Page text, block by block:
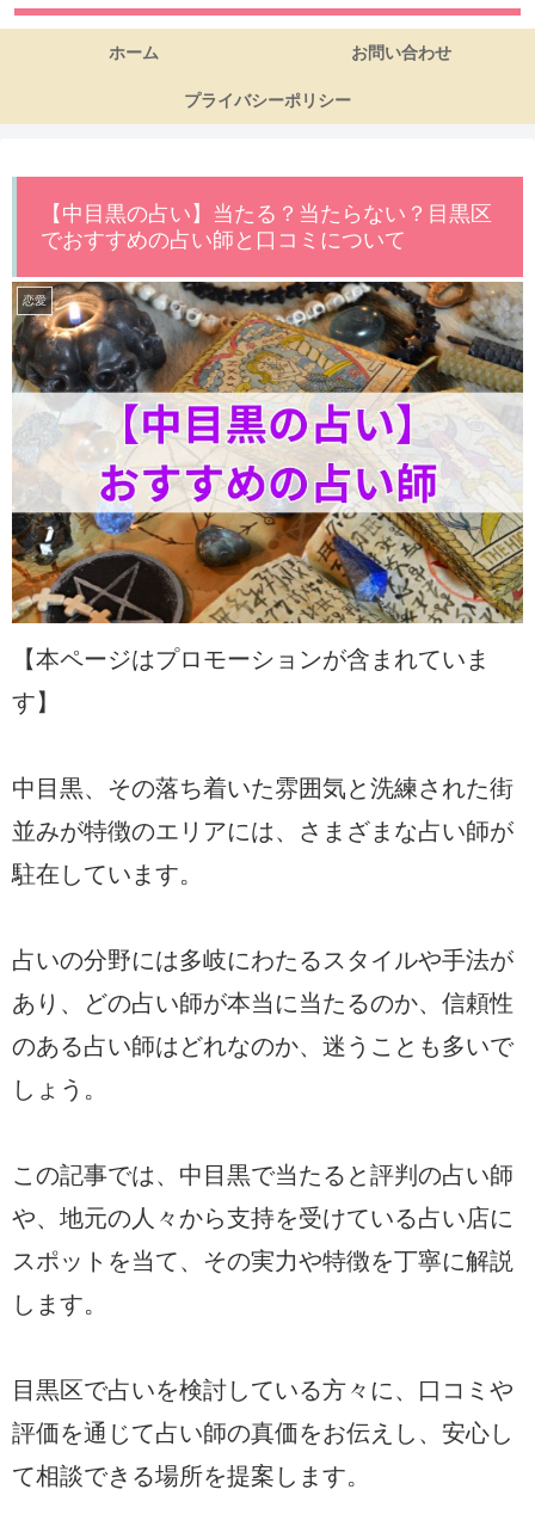
ホーム お問い合わせ
プライバシーポリシー
【中目黒の占い】当たる？当たらない？目黒区
でおすすめの占い師と口コミについて
恋愛
【本ページはプロモーションが含まれていま
す】
中目黒、その落ち着いた雰囲気と洗練された街
並みが特徴のエリアには、さまざまな占い師が
駐在しています。
占いの分野には多岐にわたるスタイルや手法が
あり、どの占い師が本当に当たるのか、信頼性
のある占い師はどれなのか、迷うことも多いで
しょう。
この記事では、中目黒で当たると評判の占い師
や、地元の人々から支持を受けている占い店に
スポットを当て、その実力や特徴を丁寧に解説
します。
目黒区で占いを検討している方々に、口コミや
評価を通じて占い師の真価をお伝えし、安心し
て相談できる場所を提案します。